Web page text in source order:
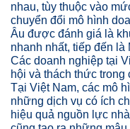
nhau, tùy thuộc vào
chuyển đổi mô hình
Âu được đánh giá là
nhanh nhất, tiếp đến là
Các doanh nghiệp tại
hội và thách thức
Tại Việt Nam, các mô
những dịch vụ có ích
hiệu quả nguồn lực